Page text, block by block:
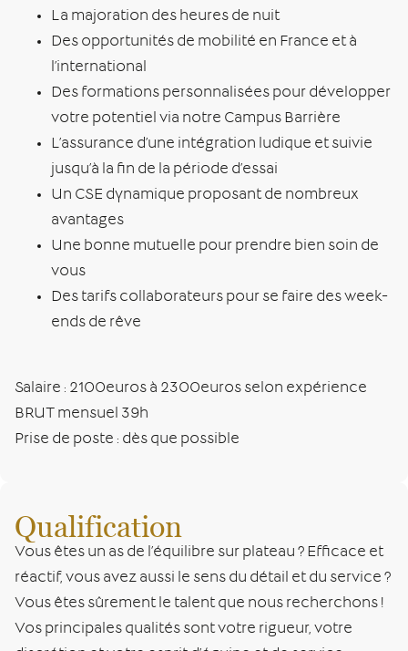
La majoration des heures de nuit
Des opportunités de mobilité en France et à
l’international
Des formations personnalisées pour développer
votre potentiel via notre Campus Barrière
L’assurance d’une intégration ludique et suivie
jusqu’à la fin de la période d’essai
Un CSE dynamique proposant de nombreux
avantages
Une bonne mutuelle pour prendre bien soin de
vous
Des tarifs collaborateurs pour se faire des week-
ends de rêve
Salaire : 2100euros à 2300euros selon expérience
BRUT mensuel 39h
Prise de poste : dès que possible
Qualification
Vous êtes un as de l’équilibre sur plateau ? Efficace et
réactif, vous avez aussi le sens du détail et du service ?
Vous êtes sûrement le talent que nous recherchons !
Vos principales qualités sont votre rigueur, votre